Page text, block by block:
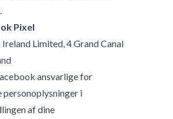
Pixel
Limited, 4 Grand Canal
ansvarlige for
personoplysninger i
af dine